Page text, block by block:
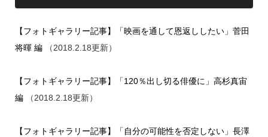
【フォトギャラリー記事】「映画を通して恩返ししたい」菅田
将暉 編（2018.2.18更新）
【フォトギャラリー記事】「120％出し切る俳優に」高杉真宙
編（2018.2.18更新）
【フォトギャラリー記事】「自分の可能性を否定しない」長澤